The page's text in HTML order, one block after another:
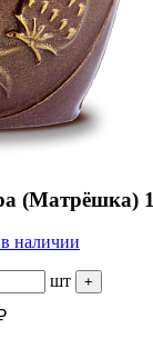
(Матрёшка)
в наличии
шт +